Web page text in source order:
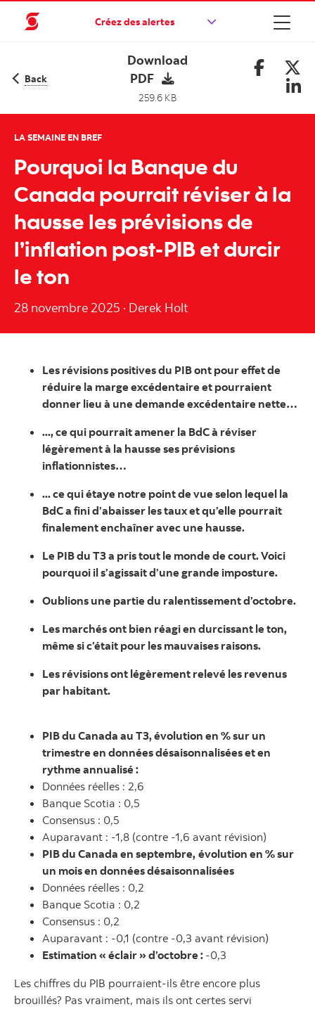
Créez des alertes
Back
Download
PDF
259.6 KB
LA SEMAINE EN BREF
Pourquoi la Banque du
Canada pourrait réviser à la
hausse les prévisions de
l’inflation post‑PIB et durcir
le ton
28 novembre 2025 · Derek Holt
Les révisions positives du PIB ont pour effet de
réduire la marge excédentaire et pourraient
donner lieu à une demande excédentaire nette…
..., ce qui pourrait amener la BdC à réviser
légèrement à la hausse ses prévisions
inflationnistes…
... ce qui étaye notre point de vue selon lequel la
BdC a fini d’abaisser les taux et qu’elle pourrait
finalement enchaîner avec une hausse.
Le PIB du T3 a pris tout le monde de court. Voici
pourquoi il s’agissait d’une grande imposture.
Oublions une partie du ralentissement d’octobre.
Les marchés ont bien réagi en durcissant le ton,
même si c’était pour les mauvaises raisons.
Les révisions ont légèrement relevé les revenus
par habitant.
PIB du Canada au T3, évolution en % sur un
trimestre en données désaisonnalisées et en
rythme annualisé :
Données réelles : 2,6
Banque Scotia : 0,5
Consensus : 0,5
Auparavant : ‑1,8 (contre ‑1,6 avant révision)
PIB du Canada en septembre, évolution en % sur
un mois en données désaisonnalisées
Données réelles : 0,2
Banque Scotia : 0,2
Consensus : 0,2
Auparavant : ‑0,1 (contre ‑0,3 avant révision)
Estimation « éclair » d’octobre : ‑0,3
Les chiffres du PIB pourraient‑ils être encore plus
brouillés? Pas vraiment, mais ils ont certes servi